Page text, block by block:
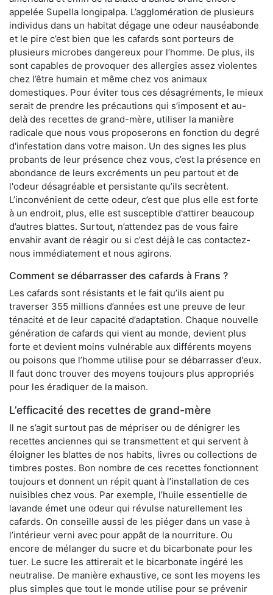
appelée Supella longipalpa. L’agglomération de plusieurs
individus dans un habitat dégage une odeur nauséabonde
et le pire c’est bien que les cafards sont porteurs de
plusieurs microbes dangereux pour l’homme. De plus, ils
sont capables de provoquer des allergies assez violentes
chez l’être humain et même chez vos animaux
domestiques. Pour éviter tous ces désagréments, le mieux
serait de prendre les précautions qui s’imposent et au-
delà des recettes de grand-mère, utiliser la manière
radicale que nous vous proposerons en fonction du degré
d'infestation dans votre maison. Un des signes les plus
probants de leur présence chez vous, c’est la présence en
abondance de leurs excréments un peu partout et de
l'odeur désagréable et persistante qu’ils secrètent.
L’inconvénient de cette odeur, c’est que plus elle est forte
à un endroit, plus, elle est susceptible d'attirer beaucoup
d’autres blattes. Surtout, n’attendez pas de vous faire
envahir avant de réagir ou si c’est déjà le cas contactez-
nous immédiatement et nous agirons.
Comment se débarrasser des cafards à Frans ?
Les cafards sont résistants et le fait qu’ils aient pu
traverser 355 millions d’années est une preuve de leur
ténacité et de leur capacité d’adaptation. Chaque nouvelle
génération de cafards qui vient au monde, devient plus
forte et devient moins vulnérable aux différents moyens
ou poisons que l’homme utilise pour se débarrasser d'eux.
Il faut donc trouver des moyens toujours plus appropriés
pour les éradiquer de la maison.
L’efficacité des recettes de grand-mère
Il ne s’agit surtout pas de mépriser ou de dénigrer les
recettes anciennes qui se transmettent et qui servent à
éloigner les blattes de nos habits, livres ou collections de
timbres postes. Bon nombre de ces recettes fonctionnent
toujours et donnent un répit quant à l’installation de ces
nuisibles chez vous. Par exemple, l’huile essentielle de
lavande émet une odeur qui révulse naturellement les
cafards. On conseille aussi de les piéger dans un vase à
l’intérieur verni avec pour appât de la nourriture. Ou
encore de mélanger du sucre et du bicarbonate pour les
tuer. Le sucre les attirerait et le bicarbonate ingéré les
neutralise. De manière exhaustive, ce sont les moyens les
plus simples que tout le monde utilise pour se prévenir